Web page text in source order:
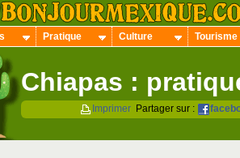
Pratique Culture Tourisme
Chiapas :
Imprimer Partager sur :